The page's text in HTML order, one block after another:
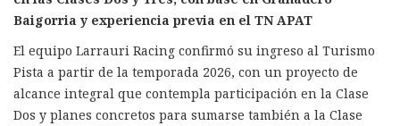
Baigorria y experiencia previa en el TN APAT
El equipo Larrauri Racing confirmó su ingreso al Turismo
Pista a partir de la temporada 2026, con un proyecto de
alcance integral que contempla participación en la Clase
Dos y planes concretos para sumarse también a la Clase